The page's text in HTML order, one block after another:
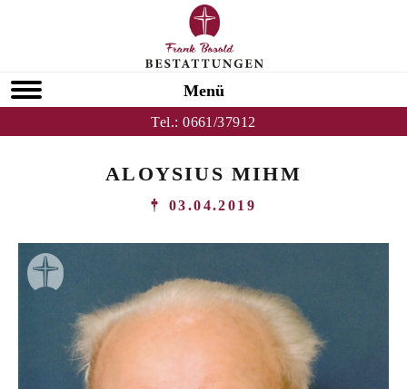
Menü
Tel.:0661/37912
ALOYSIUS MIHM
03.04.2019